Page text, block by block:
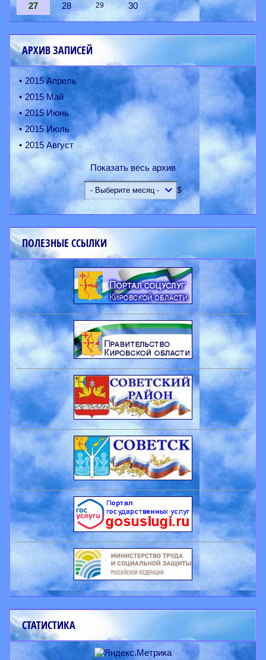
27 28 29 30
АРХИВ ЗАПИСЕЙ
2015 Апрель
2015 Май
2015 Июнь
2015 Июль
2015 Август
Показать весь архив
$
ПОЛЕЗНЫЕ ССЫЛКИ
СТАТИСТИКА